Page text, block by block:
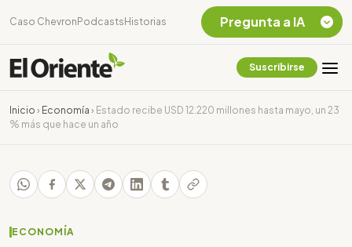
Caso Chevron Podcasts Historias
Suscribirse
Inicio › Economía › Estado recibe USD 12.220 millones hasta mayo, un 23
% más que hace un año
ECONOMÍA
Pregunta a IA
Chevron Ecuador